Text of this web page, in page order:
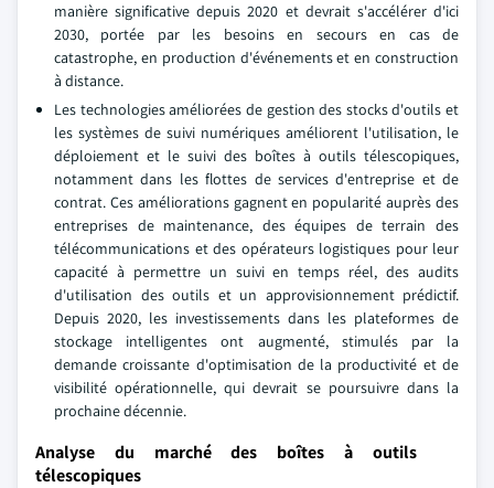
manière significative depuis 2020 et devrait s'accélérer d'ici
2030, portée par les besoins en secours en cas de
catastrophe, en production d'événements et en construction
à distance.
Les technologies améliorées de gestion des stocks d'outils et
les systèmes de suivi numériques améliorent l'utilisation, le
déploiement et le suivi des boîtes à outils télescopiques,
notamment dans les flottes de services d'entreprise et de
contrat. Ces améliorations gagnent en popularité auprès des
entreprises de maintenance, des équipes de terrain des
télécommunications et des opérateurs logistiques pour leur
capacité à permettre un suivi en temps réel, des audits
d'utilisation des outils et un approvisionnement prédictif.
Depuis 2020, les investissements dans les plateformes de
stockage intelligentes ont augmenté, stimulés par la
demande croissante d'optimisation de la productivité et de
visibilité opérationnelle, qui devrait se poursuivre dans la
prochaine décennie.
Analyse du marché des boîtes à outils
télescopiques